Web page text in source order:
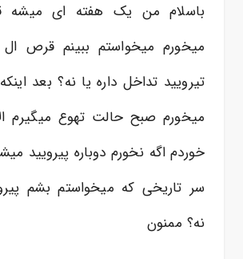
باسلام من یک هفته ای
میخورم میخواستم ببینم قرص
تیرویید تداخل داره یا نه؟ بعد
میخورم صبح حالت تهوع میگیرم
خوردم اگه نخورم دوباره پیرویید
سر تاریخی که میخواستم بشم
نه؟ ممنون